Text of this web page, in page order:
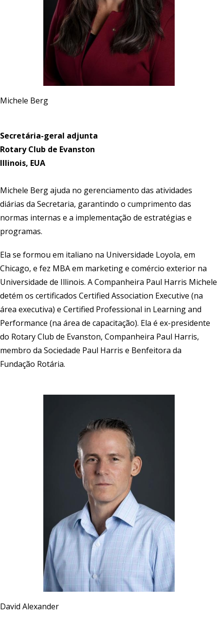
Michele Berg
Secretária-geral adjunta
Rotary Club de Evanston
Illinois, EUA
Michele Berg ajuda no gerenciamento das atividades
diárias da Secretaria, garantindo o cumprimento das
normas internas e a implementação de estratégias e
programas.
Ela se formou em italiano na Universidade Loyola, em
Chicago, e fez MBA em marketing e comércio exterior na
Universidade de Illinois. A Companheira Paul Harris Michele
detém os certificados Certified Association Executive (na
área executiva) e Certified Professional in Learning and
Performance (na área de capacitação). Ela é ex-presidente
do Rotary Club de Evanston, Companheira Paul Harris,
membro da Sociedade Paul Harris e Benfeitora da
Fundação Rotária.
David Alexander